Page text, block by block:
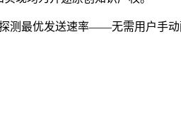
测最优发送速率——无需用户手